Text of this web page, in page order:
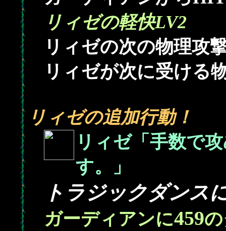
リィゼの軽快LV2
リィゼの次の物理攻
リィゼが次に受ける
リィゼの追加行動！
リィゼ「手数で
す。」
トラジックダンス
ガーディアンに459